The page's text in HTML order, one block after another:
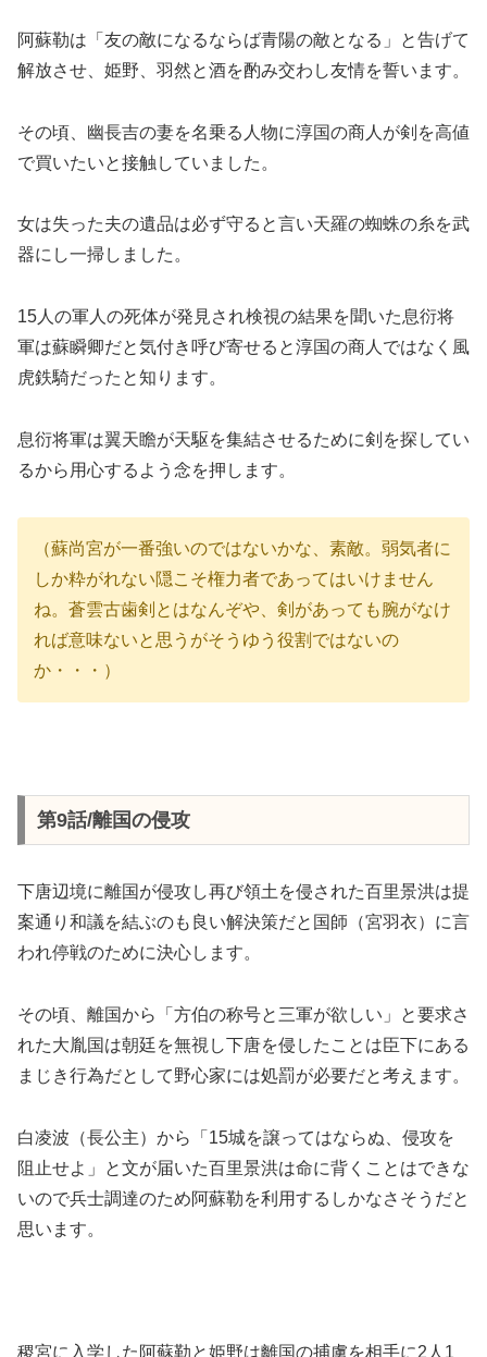
阿蘇勒は「友の敵になるならば青陽の敵となる」と告げて
解放させ、姫野、羽然と酒を酌み交わし友情を誓います。
その頃、幽長吉の妻を名乗る人物に淳国の商人が剣を高値
で買いたいと接触していました。
女は失った夫の遺品は必ず守ると言い天羅の蜘蛛の糸を武
器にし一掃しました。
15人の軍人の死体が発見され検視の結果を聞いた息衍将
軍は蘇瞬卿だと気付き呼び寄せると淳国の商人ではなく風
虎鉄騎だったと知ります。
息衍将軍は翼天瞻が天駆を集結させるために剣を探してい
るから用心するよう念を押します。
（蘇尚宮が一番強いのではないかな、素敵。弱気者に
しか粋がれない隠こそ権力者であってはいけません
ね。蒼雲古歯剣とはなんぞや、剣があっても腕がなけ
れば意味ないと思うがそうゆう役割ではないの
か・・・）
第9話/離国の侵攻
下唐辺境に離国が侵攻し再び領土を侵された百里景洪は提
案通り和議を結ぶのも良い解決策だと国師（宮羽衣）に言
われ停戦のために決心します。
その頃、離国から「方伯の称号と三軍が欲しい」と要求さ
れた大胤国は朝廷を無視し下唐を侵したことは臣下にある
まじき行為だとして野心家には処罰が必要だと考えます。
白凌波（長公主）から「15城を譲ってはならぬ、侵攻を
阻止せよ」と文が届いた百里景洪は命に背くことはできな
いので兵士調達のため阿蘇勒を利用するしかなさそうだと
思います。
稷宮に入学した阿蘇勒と姫野は離国の捕虜を相手に2人1